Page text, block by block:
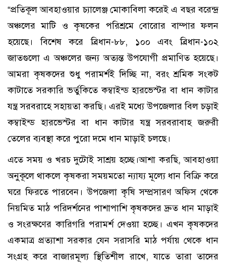
“প্রতিকূল আবহাওয়ার চ্যালেঞ্জ মোকাবিলা করেই এ বছর বরেন্দ্র
অঞ্চলের মাটি ও কৃষকের পরিশ্রমে বোরোর বাম্পার ফলন
হয়েছে। বিশেষ করে ব্রিধান-৮৮, ১০০ এবং ব্রিধান-১০২
জাতগুলো এ অঞ্চলের জন্য অত্যন্ত উপযোগী প্রমাণিত হয়েছে।
আমরা কৃষকদের শুধু পরামর্শই দিচ্ছি না, বরং শ্রমিক সংকট
কাটাতে সরকারি ভর্তুকিতে কম্বাইন্ড হারভেস্টর বা ধান কাটার
যন্ত্র সরবরাহে সহায়তা করছি। এরই মধ্যে উপজেলার বিল চড়াই
কম্বাইন্ড হারভেস্টর বা ধান কাটার যন্ত্র সরবরাবাহ জরুরী
তেলের ব্যবস্থা করে পুরো দমে ধান মাড়াই চলছে।
এতে সময় ও খরচ দুটোই সাশ্রয় হচ্ছে।আশা করছি, আবহাওয়া
অনুকূলে থাকলে কৃষকরা সময়মতো ন্যায্য মূল্যে ধান বিক্রি করে
ঘরে ফিরতে পারবেন। উপজেলা কৃষি সম্প্রসারণ অফিস থেকে
নিয়মিত মাঠ পরিদর্শনের পাশাপাশি কৃষকদের দ্রুত ধান মাড়াই
ও সংরক্ষণের কারিগরি পরামর্শ দেওয়া হচ্ছে। এখন কৃষকদের
একমাত্র প্রত্যাশা সরকার যেন সরাসরি মাঠ পর্যায় থেকে ধান
সংগ্রহ করে বাজারমূল্য স্থিতিশীল রাখে, যাতে তারা তাদের